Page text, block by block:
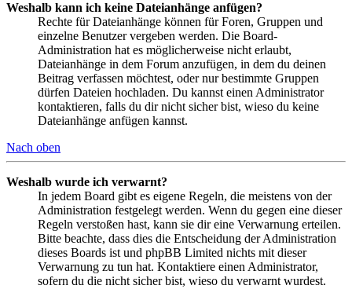
Weshalb kann ich keine Dateianhänge anfügen?
Rechte für Dateianhänge können für Foren, Gruppen und
einzelne Benutzer vergeben werden. Die Board-
Administration hat es möglicherweise nicht erlaubt,
Dateianhänge in dem Forum anzufügen, in dem du deinen
Beitrag verfassen möchtest, oder nur bestimmte Gruppen
dürfen Dateien hochladen. Du kannst einen Administrator
kontaktieren, falls du dir nicht sicher bist, wieso du keine
Dateianhänge anfügen kannst.
Nach oben
Weshalb wurde ich verwarnt?
In jedem Board gibt es eigene Regeln, die meistens von der
Administration festgelegt werden. Wenn du gegen eine dieser
Regeln verstoßen hast, kann sie dir eine Verwarnung erteilen.
Bitte beachte, dass dies die Entscheidung der Administration
dieses Boards ist und phpBB Limited nichts mit dieser
Verwarnung zu tun hat. Kontaktiere einen Administrator,
sofern du die nicht sicher bist, wieso du verwarnt wurdest.